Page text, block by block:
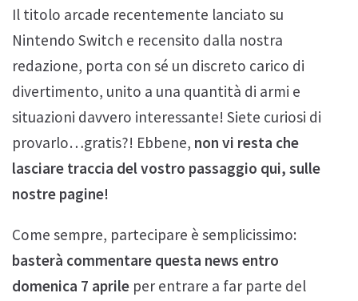
Il titolo arcade recentemente lanciato su
Nintendo Switch e recensito dalla nostra
redazione, porta con sé un discreto carico di
divertimento, unito a una quantità di armi e
situazioni davvero interessante! Siete curiosi di
provarlo…gratis?! Ebbene, non vi resta che
lasciare traccia del vostro passaggio qui, sulle
nostre pagine!
Come sempre, partecipare è semplicissimo:
basterà commentare questa news entro
domenica 7 aprile per entrare a far parte del